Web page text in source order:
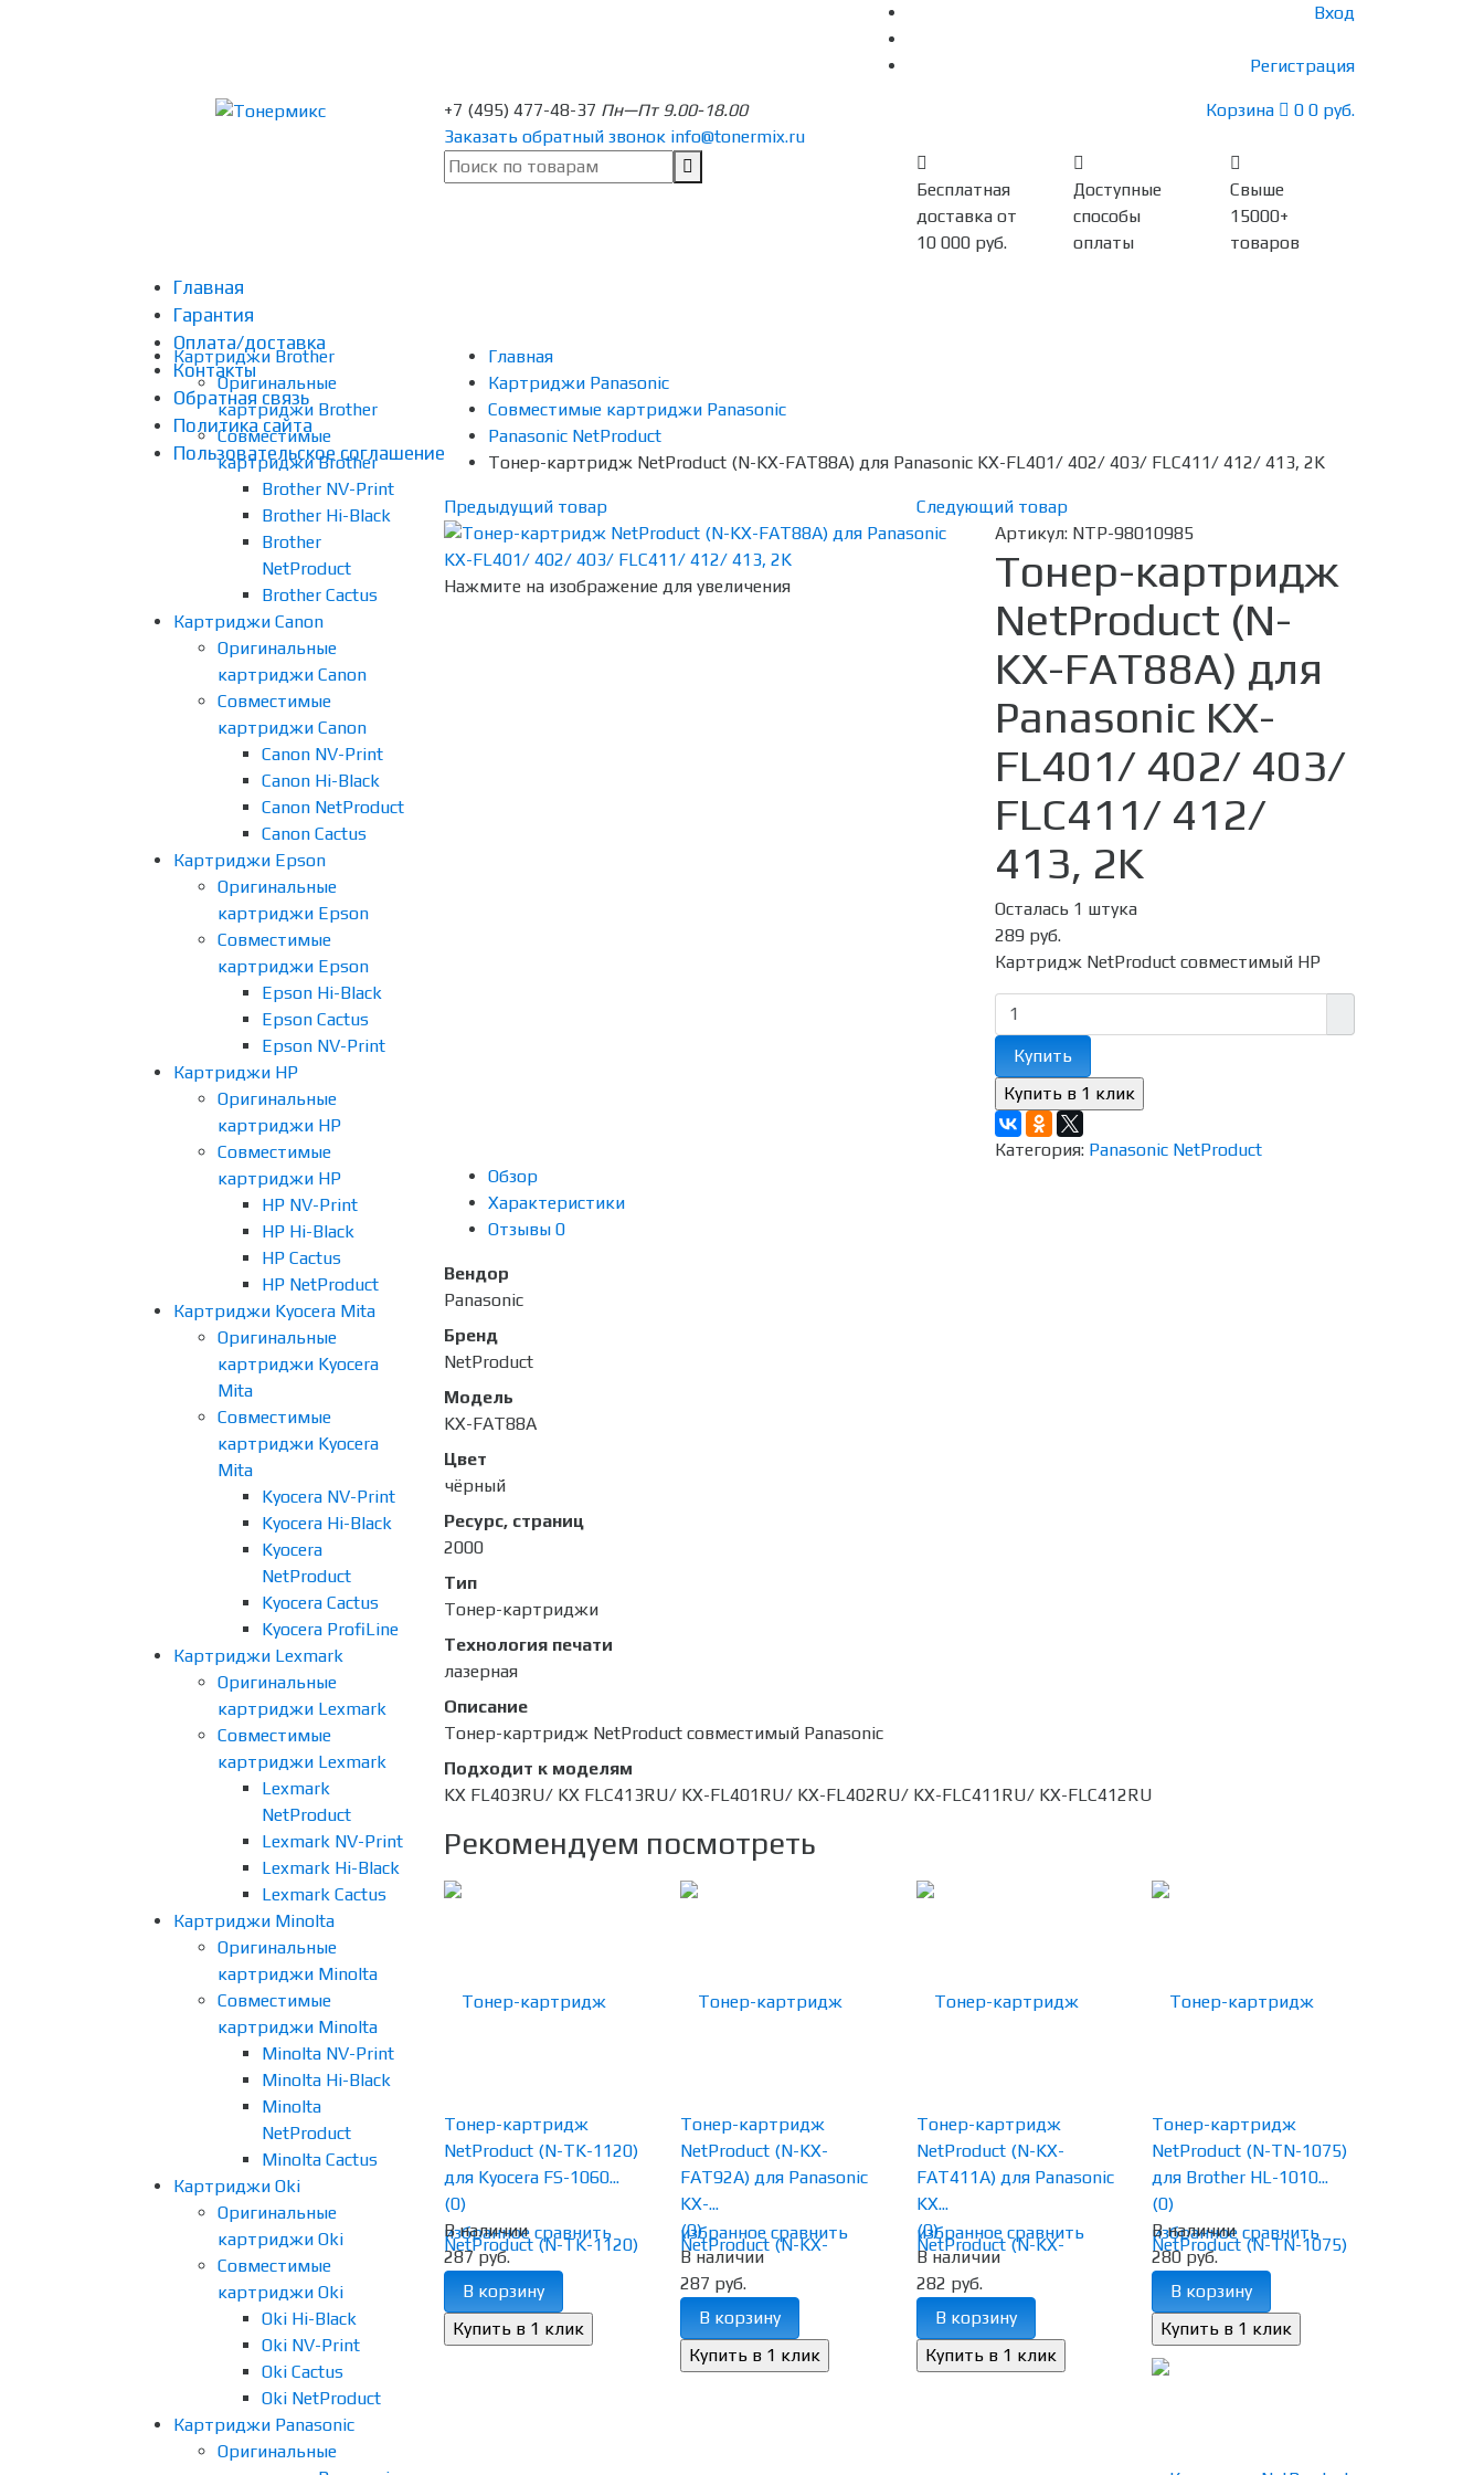
Вход
Регистрация
+7 (495) 477-48-37 Пн—Пт 9.00-18.00
Заказать обратный звонок info@tonermix.ru
Корзина 0 0 руб.
Бесплатная
доставка от
10 000 руб.
Доступные
способы
оплаты
Свыше
15000+
товаров
Главная
Гарантия
Оплата/доставка
Контакты
Обратная связь
Политика сайта
Пользовательское соглашение
Картриджи Brother
Оригинальные
картриджи Brother
Совместимые
картриджи Brother
Brother NV-Print
Brother Hi-Black
Brother
NetProduct
Brother Cactus
Картриджи Canon
Оригинальные
картриджи Canon
Совместимые
картриджи Canon
Canon NV-Print
Canon Hi-Black
Canon NetProduct
Canon Cactus
Картриджи Epson
Оригинальные
картриджи Epson
Совместимые
картриджи Epson
Epson Hi-Black
Epson Cactus
Epson NV-Print
Картриджи HP
Оригинальные
картриджи HP
Совместимые
картриджи HP
HP NV-Print
HP Hi-Black
HP Cactus
HP NetProduct
Картриджи Kyocera Mita
Оригинальные
картриджи Kyocera
Mita
Совместимые
картриджи Kyocera
Mita
Kyocera NV-Print
Kyocera Hi-Black
Kyocera
NetProduct
Kyocera Cactus
Kyocera ProfiLine
Картриджи Lexmark
Оригинальные
картриджи Lexmark
Совместимые
картриджи Lexmark
Lexmark
NetProduct
Lexmark NV-Print
Lexmark Hi-Black
Lexmark Cactus
Картриджи Minolta
Оригинальные
картриджи Minolta
Совместимые
картриджи Minolta
Minolta NV-Print
Minolta Hi-Black
Minolta
NetProduct
Minolta Cactus
Картриджи Oki
Оригинальные
картриджи Oki
Совместимые
картриджи Oki
Oki Hi-Black
Oki NV-Print
Oki Cactus
Oki NetProduct
Картриджи Panasonic
Оригинальные
Главная
Картриджи Panasonic
Совместимые картриджи Panasonic
Panasonic NetProduct
Тонер-картридж NetProduct (N-KX-FAT88A) для Panasonic KX-FL401/ 402/ 403/ FLC411/ 412/ 413, 2K
Предыдущий товар Следующий товар
Нажмите на изображение для увеличения
Артикул: NTP-98010985
Тонер-картридж
NetProduct (N-
KX-FAT88A) для
Panasonic KX-
FL401/ 402/ 403/
FLC411/ 412/
413, 2K
Осталась 1 штука
289 руб.
Картридж NetProduct совместимый HP
Купить
Категория: Panasonic NetProduct
Обзор
Характеристики
Отзывы 0
Вендор
Panasonic
Бренд
NetProduct
Модель
KX-FAT88A
Цвет
чёрный
Ресурс, страниц
2000
Тип
Тонер-картриджи
Технология печати
лазерная
Описание
Тонер-картридж NetProduct совместимый Panasonic
Подходит к моделям
KX FL403RU/ KX FLC413RU/ KX-FL401RU/ KX-FL402RU/ KX-FLC411RU/ KX-FLC412RU
Рекомендуем посмотреть
избранное сравнить
Тонер-картридж
NetProduct (N-TK-1120)
для Kyocera FS-1060...
(0)
В наличии
287 руб.
В корзину
избранное сравнить
Тонер-картридж
NetProduct (N-KX-
FAT92A) для Panasonic
KX-...
(0)
В наличии
287 руб.
В корзину
избранное сравнить
Тонер-картридж
NetProduct (N-KX-
FAT411A) для Panasonic
KX...
(0)
В наличии
282 руб.
В корзину
избранное сравнить
Тонер-картридж
NetProduct (N-TN-1075)
для Brother HL-1010...
(0)
В наличии
280 руб.
В корзину